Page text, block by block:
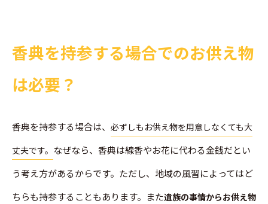
香典を持参する場合でのお供え物
は必要？
香典を持参する場合は、 必ずしもお供え物を用意しなくても大
丈夫です。 なぜなら、香典は線香やお花に代わる金銭だとい
う考え方があるからです。ただし、地域の風習によってはど
ちらも持参することもあります。また遺族の事情からお供え物